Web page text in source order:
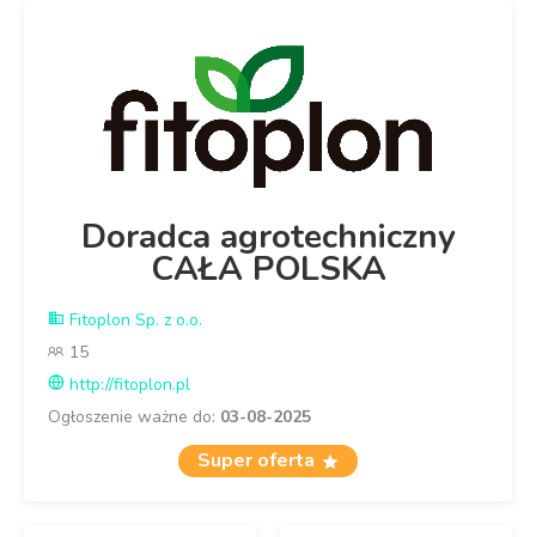
Doradca agrotechniczny
CAŁA POLSKA
Fitoplon Sp. z o.o.
15
http://fitoplon.pl
Ogłoszenie ważne do: 03-08-2025
Super oferta